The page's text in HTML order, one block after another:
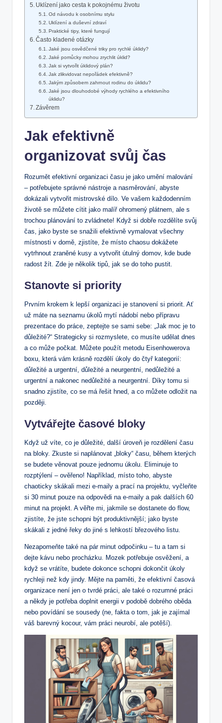
Uklízení jako cesta k pokojnému životu
Od návodu k osobnímu stylu
Uklízení a duševní zdraví
Praktické tipy, které fungují
Často kladené otázky
Jaké jsou osvědčené triky pro rychlé úklidy?
Jaké pomůcky mohou zrychlit úklid?
Jak si vytvořit úklidový plán?
Jak zlikvidovat nepořádek efektivně?
Jakým způsobem zahrnout rodinu do úklidu?
Jaké jsou dlouhodobé výhody rychlého a efektivního
úklidu?
Závěrem
Jak efektivně
organizovat svůj čas
Rozumět efektivní organizaci času je jako umění malování
– potřebujete správné nástroje a nasměrování, abyste
dokázali vytvořit mistrovské dílo. Ve vašem každodenním
životě se můžete cítit jako malíř ohromený plátnem, ale s
trochou plánování to zvládnete! Když si dobře rozdělíte svůj
čas, jako byste se snažili efektivně vymalovat všechny
místnosti v domě, zjistíte, že místo chaosu dokážete
vytrhnout zraněné kusy a vytvořit útulný domov, kde bude
radost žít. Zde je několik tipů, jak se do toho pustit.
Stanovte si priority
Prvním krokem k lepší organizaci je stanovení si priorit. Ať
už máte na seznamu úkolů mytí nádobí nebo přípravu
prezentace do práce, zeptejte se sami sebe: „Jak moc je to
důležité?“ Strategicky si rozmyslete, co musíte udělat dnes
a co může počkat. Můžete použít metodu Eisenhowerova
boxu, která vám krásně rozdělí úkoly do čtyř kategorií:
důležité a urgentní, důležité a neurgentní, nedůležité a
urgentní a nakonec nedůležité a neurgentní. Díky tomu si
snadno zjistíte, co se má řešit hned, a co můžete odložit na
později.
Vytvářejte časové bloky
Když už víte, co je důležité, další úroveň je rozdělení času
na bloky. Zkuste si naplánovat „bloky“ času, během kterých
se budete věnovat pouze jednomu úkolu. Eliminuje to
rozptýlení – ověřeno! Například, místo toho, abyste
chaoticky skákali mezi e-maily a prací na projektu, vyčleňte
si 30 minut pouze na odpovědi na e-maily a pak dalších 60
minut na projekt. A věřte mi, jakmile se dostanete do flow,
zjistíte, že jste schopni být produktivnější; jako byste
skákali z jedné řeky do jiné s lehkostí březového listu.
Nezapomeňte také na pár minut odpočinku – tu a tam si
dejte kávu nebo procházku. Mozek potřebuje osvěžení, a
když se vrátíte, budete dokonce schopni dokončit úkoly
rychleji než kdy jindy. Mějte na paměti, že efektivní časová
organizace není jen o tvrdé práci, ale také o rozumné práci
a někdy je potřeba doplnit energii v podobě dobrého oběda
nebo povídání se sousedy (ne, fakta o tom, jak je zajímal
váš barevný kocour, vám práci neurobí, ale potěší).